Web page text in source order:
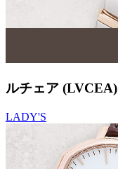
ルチェア (LVCEA)
LADY'S